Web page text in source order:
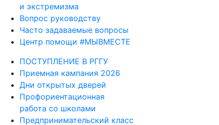
и экстремизма
Вопрос руководству
Часто задаваемые вопросы
Центр помощи #МЫВМЕСТЕ
ПОСТУПЛЕНИЕ В РГГУ
Приемная кампания 2026
Дни открытых дверей
Профориентационная
работа со школами
Предпринимательский класс